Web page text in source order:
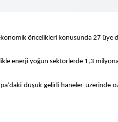
öncelikleri konusunda 27 üye
enerji yoğun sektörlerde 1,3
düşük gelirli haneler üzerinde